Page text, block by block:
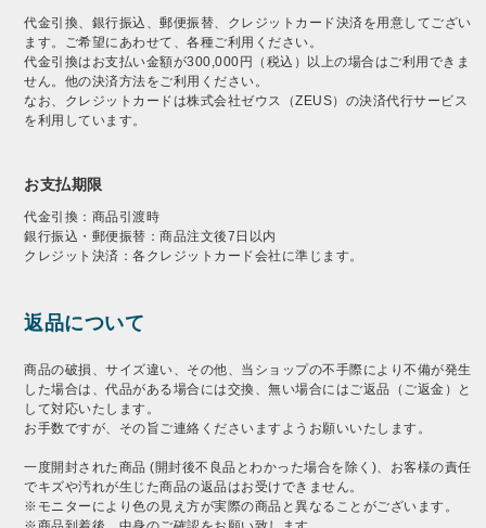
代金引換、銀行振込、郵便振替、クレジットカード決済を用意してござい
ます。ご希望にあわせて、各種ご利用ください。
代金引換はお支払い金額が300,000円（税込）以上の場合はご利用できま
せん。他の決済方法をご利用ください。
なお、クレジットカードは株式会社ゼウス（ZEUS）の決済代行サービス
を利用しています。
お支払期限
代金引換：商品引渡時
銀行振込・郵便振替：商品注文後7日以内
クレジット決済：各クレジットカード会社に準じます。
返品について
商品の破損、サイズ違い、その他、当ショップの不手際により不備が発生
した場合は、代品がある場合には交換、無い場合にはご返品（ご返金）と
して対応いたします。
お手数ですが、その旨ご連絡くださいますようお願いいたします。
一度開封された商品 (開封後不良品とわかった場合を除く)、お客様の責任
でキズや汚れが生じた商品の返品はお受けできません。
※モニターにより色の見え方が実際の商品と異なることがございます。